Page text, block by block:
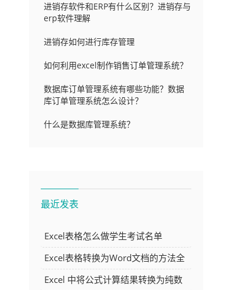
进销存软件和ERP有什么区别？进销存与
erp软件理解
进销存如何进行库存管理
如何利用excel制作销售订单管理系统？
数据库订单管理系统有哪些功能？数据
库订单管理系统怎么设计？
什么是数据库管理系统？
最近发表
Excel表格怎么做学生考试名单
Excel表格转换为Word文档的方法全
解析
Excel 中将公式计算结果转换为纯数